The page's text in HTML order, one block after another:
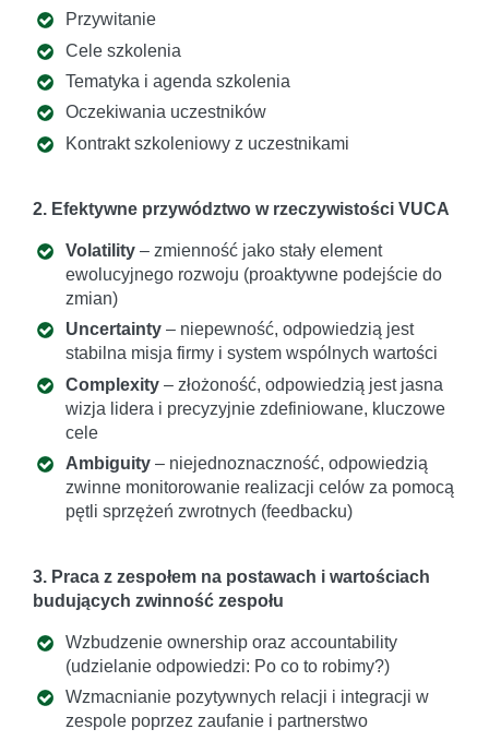
Przywitanie
Cele szkolenia
Tematyka i agenda szkolenia
Oczekiwania uczestników
Kontrakt szkoleniowy z uczestnikami
2. Efektywne przywództwo w rzeczywistości VUCA
Volatility – zmienność jako stały element
ewolucyjnego rozwoju (proaktywne podejście do
zmian)
Uncertainty – niepewność, odpowiedzią jest
stabilna misja firmy i system wspólnych wartości
Complexity – złożoność, odpowiedzią jest jasna
wizja lidera i precyzyjnie zdefiniowane, kluczowe
cele
Ambiguity – niejednoznaczność, odpowiedzią
zwinne monitorowanie realizacji celów za pomocą
pętli sprzężeń zwrotnych (feedbacku)
3. Praca z zespołem na postawach i wartościach
budujących zwinność zespołu
Wzbudzenie ownership oraz accountability
(udzielanie odpowiedzi: Po co to robimy?)
Wzmacnianie pozytywnych relacji i integracji w
zespole poprzez zaufanie i partnerstwo